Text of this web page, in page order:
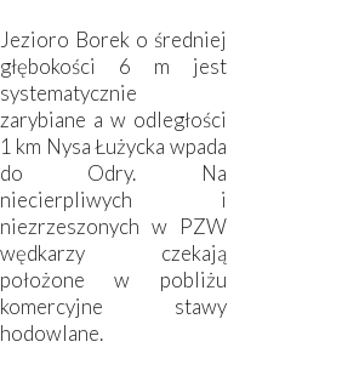
Jezioro Borek o średniej
głębokości 6 m jest
systematycznie
zarybiane a w odległości
1 km Nysa Łużycka wpada
do Odry. Na
niecierpliwych i
niezrzeszonych w PZW
wędkarzy czekają
położone w pobliżu
komercyjne stawy
hodowlane.